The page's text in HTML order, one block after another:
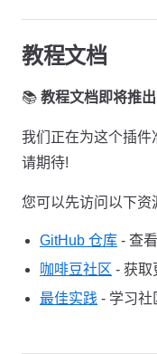
教程文档
📚 教程文档即将推出
我们正在为这个插件
请期待!
您可以先访问以下资
GitHub 仓库 - 查
咖啡豆社区 - 获取
最佳实践 - 学习社